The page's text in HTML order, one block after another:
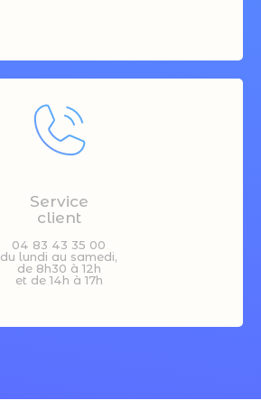
Service
client
04 83 43 35 00
du lundi au samedi,
de 8h30 à 12h
et de 14h à 17h